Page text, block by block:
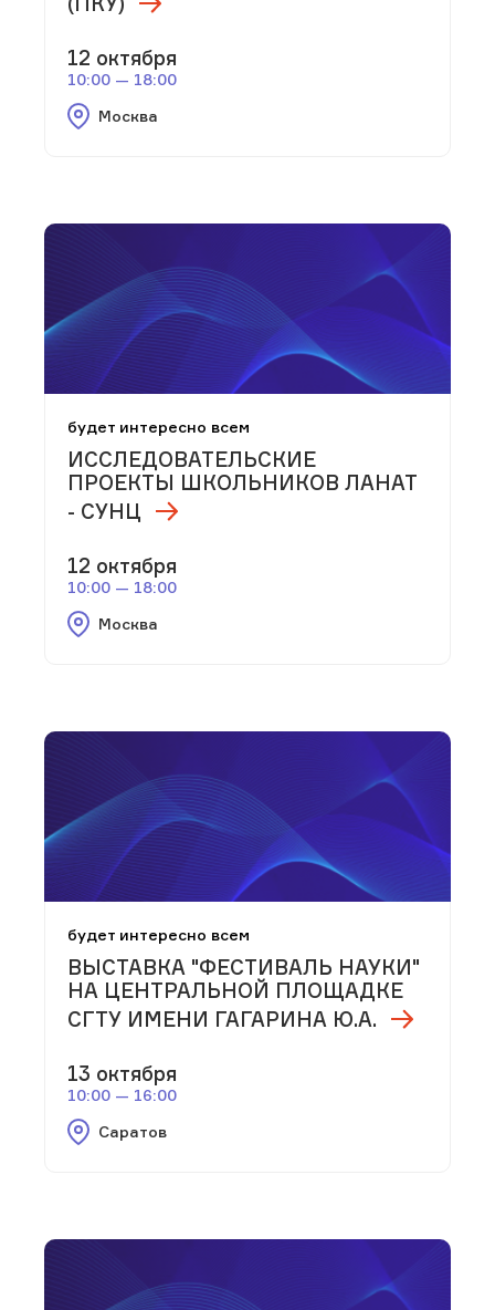
12 октября
10:00 — 18:00
Москва
будет интересно всем
ИССЛЕДОВАТЕЛЬСКИЕ
ПРОЕКТЫ ШКОЛЬНИКОВ ЛАНАТ
- СУНЦ
12 октября
10:00 — 18:00
Москва
будет интересно всем
ВЫСТАВКА "ФЕСТИВАЛЬ НАУКИ"
НА ЦЕНТРАЛЬНОЙ ПЛОЩАДКЕ
СГТУ ИМЕНИ ГАГАРИНА Ю.А.
13 октября
10:00 — 16:00
Саратов